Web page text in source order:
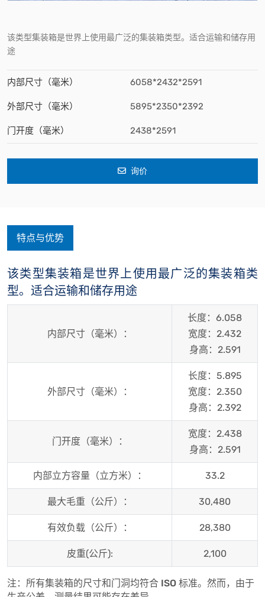
该类型集装箱是世界上使用最广泛的集装箱类型。适合运输和储存用
途
内部尺寸（毫米） 6058*2432*2591
外部尺寸（毫米） 5895*2350*2392
门开度（毫米） 2438*2591
询价
特点与优势
该类型集装箱是世界上使用最广泛的集装箱类
型。适合运输和储存用途
内部尺寸（毫米）：
长度：6.058
宽度：2.432
身高：2.591
外部尺寸（毫米）：
长度：5.895
宽度：2.350
身高：2.392
门开度（毫米）：
宽度：2.438
身高：2.591
内部立方容量（立方米）： 33.2
最大毛重（公斤）： 30,480
有效负载（公斤）： 28,380
皮重(公斤): 2,100
注：所有集装箱的尺寸和门洞均符合 ISO 标准。然而，由于